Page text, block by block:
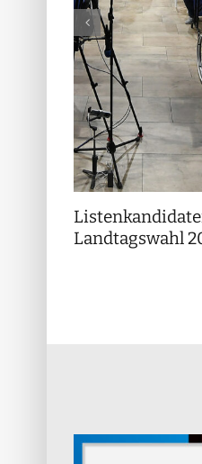
Landtagswahl